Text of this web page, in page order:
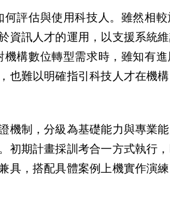
評估與使用科技人。雖然相
資訊人才的運用，以支援系統
構數位轉型需求時，雖知有
難以明確指引科技人才在機構
機制，分級為基礎能力與專業
初期計畫採訓考合一方式執行
具，搭配具體案例上機實作演